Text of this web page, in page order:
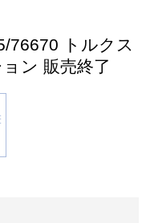
76670 トルクス
ン 販売終了